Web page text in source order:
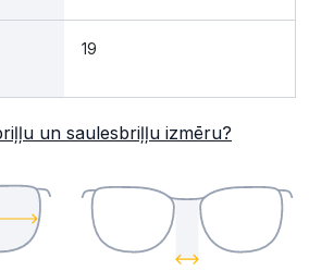
19
un saulesbriļļu izmēru?